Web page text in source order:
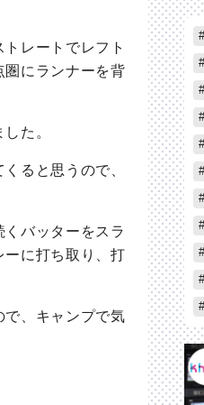
レートでレフト
にランナーを背
た。
ると思うので、
バッターをスラ
に打ち取り、打
、キャンプで気